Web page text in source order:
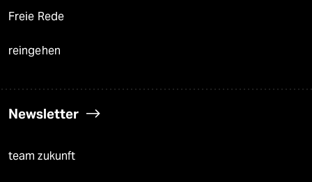
Freie Rede
reingehen
Newsletter
team zukunft